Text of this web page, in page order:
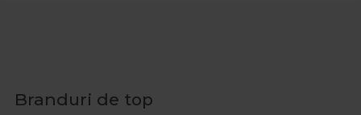
Branduri de top